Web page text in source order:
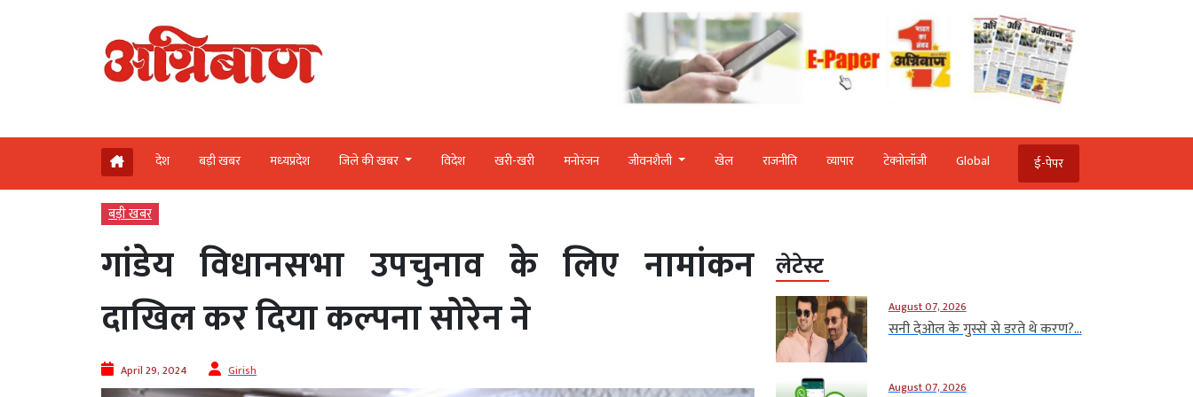
देश बड़ी खबर मध्‍यप्रदेश जिले की खबर विदेश खरी-खरी मनोरंजन जीवनशैली खेल राजनीति व्‍यापार टेक्‍नोलॉजी Global ई-पेपर
बड़ी खबर
गांडेय विधानसभा उपचुनाव के लिए नामांकन
दाखिल कर दिया कल्पना सोरेन ने
April 29, 2024 Girish
लेटेस्ट
August 07, 2026
सनी देओल के गुस्से से डरते थे करण?...
August 07, 2026